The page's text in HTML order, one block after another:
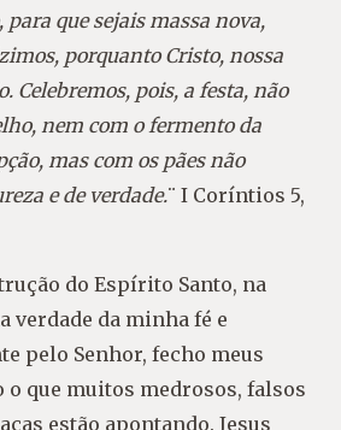
que sejais massa nova,
porquanto Cristo, nossa
Celebremos, pois, a festa, não
nem com o fermento da
mas com os pães não
e de verdade.¨ I Coríntios 5,
do Espírito Santo, na
verdade da minha fé e
pelo Senhor, fecho meus
o que muitos medrosos, falsos
estão apontando. Jesus